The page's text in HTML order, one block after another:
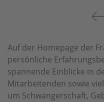
Auf der Homepage der
persönliche
spannende Einblicke in
Mitarbeitenden sowie
um Schwangerschaft,